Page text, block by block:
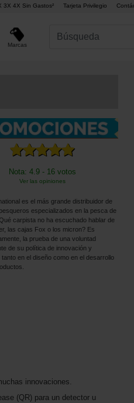
3X 4X Sin Gastos² Tarjeta Privilegio
Marcas
Nota: 4.9 - 16 votos
Ver las opiniones
es el más grande distribuidor de
especializados en la pesca de
carpista no ha escuchado hablar de
las cajas Fox o los micron? Es
la prueba de una voluntad
de su política de innovación y
tanto en el diseño como en el desarrollo
innovaciones.
(QR) para un detector u